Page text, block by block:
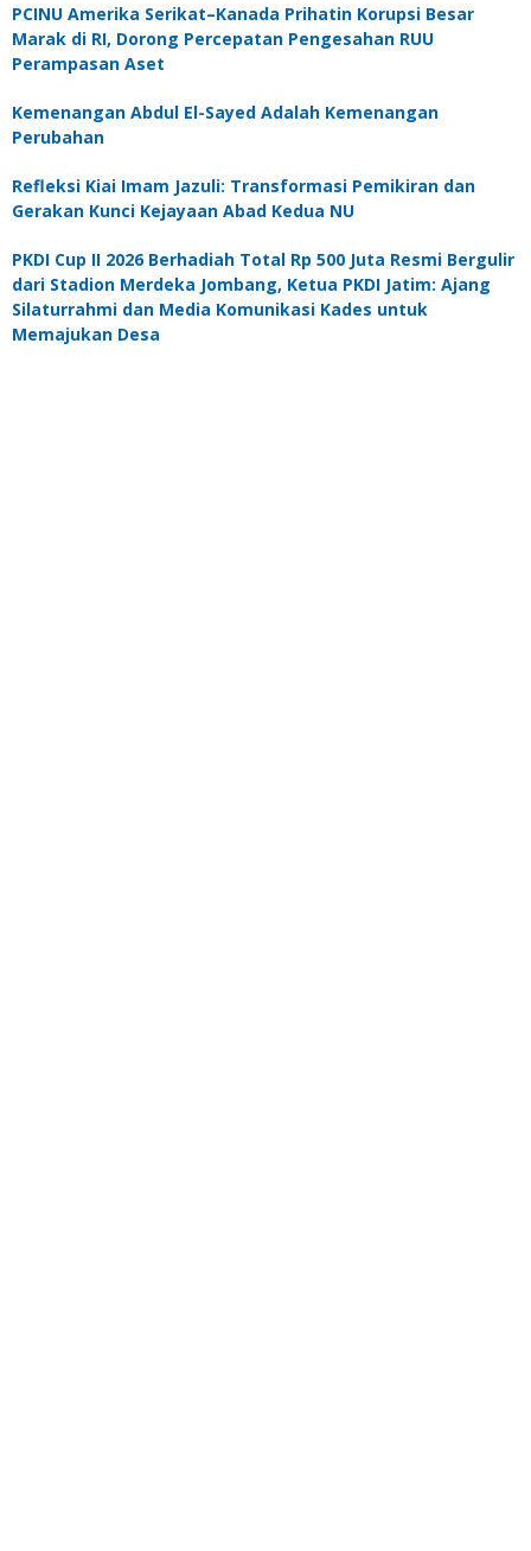
PCINU Amerika Serikat–Kanada Prihatin Korupsi Besar
Marak di RI, Dorong Percepatan Pengesahan RUU
Perampasan Aset
Kemenangan Abdul El-Sayed Adalah Kemenangan
Perubahan
Refleksi Kiai Imam Jazuli: Transformasi Pemikiran dan
Gerakan Kunci Kejayaan Abad Kedua NU
PKDI Cup II 2026 Berhadiah Total Rp 500 Juta Resmi Bergulir
dari Stadion Merdeka Jombang, Ketua PKDI Jatim: Ajang
Silaturrahmi dan Media Komunikasi Kades untuk
Memajukan Desa